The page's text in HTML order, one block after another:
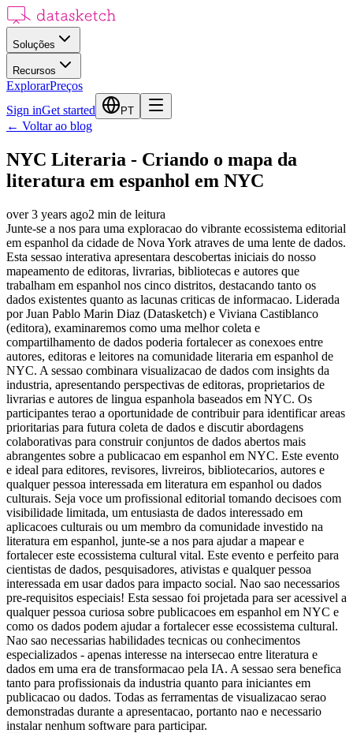
Soluções
Recursos
ExplorarPreços
Sign inGet started PT
← Voltar ao blog
NYC Literaria - Criando o mapa da
literatura em espanhol em NYC
over 3 years ago2 min de leitura
Junte-se a nos para uma exploracao do vibrante ecossistema editorial
em espanhol da cidade de Nova York atraves de uma lente de dados.
Esta sessao interativa apresentara descobertas iniciais do nosso
mapeamento de editoras, livrarias, bibliotecas e autores que
trabalham em espanhol nos cinco distritos, destacando tanto os
dados existentes quanto as lacunas criticas de informacao. Liderada
por Juan Pablo Marin Diaz (Datasketch) e Viviana Castiblanco
(editora), examinaremos como uma melhor coleta e
compartilhamento de dados poderia fortalecer as conexoes entre
autores, editoras e leitores na comunidade literaria em espanhol de
NYC. A sessao combinara visualizacao de dados com insights da
industria, apresentando perspectivas de editoras, proprietarios de
livrarias e autores de lingua espanhola baseados em NYC. Os
participantes terao a oportunidade de contribuir para identificar areas
prioritarias para futura coleta de dados e discutir abordagens
colaborativas para construir conjuntos de dados abertos mais
abrangentes sobre a publicacao em espanhol em NYC. Este evento
e ideal para editores, revisores, livreiros, bibliotecarios, autores e
qualquer pessoa interessada em literatura em espanhol ou dados
culturais. Seja voce um profissional editorial tomando decisoes com
visibilidade limitada, um entusiasta de dados interessado em
aplicacoes culturais ou um membro da comunidade investido na
literatura em espanhol, junte-se a nos para ajudar a mapear e
fortalecer este ecossistema cultural vital. Este evento e perfeito para
cientistas de dados, pesquisadores, ativistas e qualquer pessoa
interessada em usar dados para impacto social. Nao sao necessarios
pre-requisitos especiais! Esta sessao foi projetada para ser acessivel a
qualquer pessoa curiosa sobre publicacoes em espanhol em NYC e
como os dados podem ajudar a fortalecer esse ecossistema cultural.
Nao sao necessarias habilidades tecnicas ou conhecimentos
especializados - apenas interesse na intersecao entre literatura e
dados em uma era de transformacao pela IA. A sessao sera benefica
tanto para profissionais da industria quanto para iniciantes em
publicacao ou dados. Todas as ferramentas de visualizacao serao
demonstradas durante a apresentacao, portanto nao e necessario
instalar nenhum software para participar.